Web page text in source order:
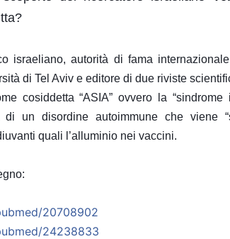
israeliano, autorità di fama
di Tel Aviv e editore di due riviste
cosiddetta “ASIA” ovvero la “sindrome
un disordine autoimmune che viene
quali l’alluminio nei vaccini.
20708902
24238833